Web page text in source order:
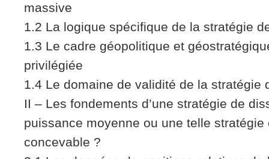
massive
1.2 La logique spécifique de la stratégie
1.3 Le cadre géopolitique et
privilégiée
1.4 Le domaine de validité de la stratégie
II – Les fondements d’une stratégie de
puissance moyenne ou une telle
concevable ?